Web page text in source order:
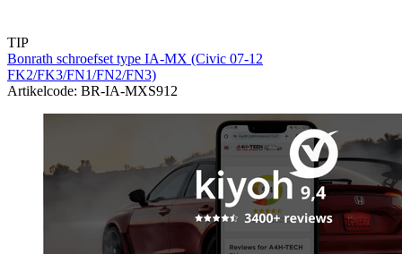
TIP
Bonrath schroefset type IA-MX (Civic 07-12
FK2/FK3/FN1/FN2/FN3)
Artikelcode: BR-IA-MXS912